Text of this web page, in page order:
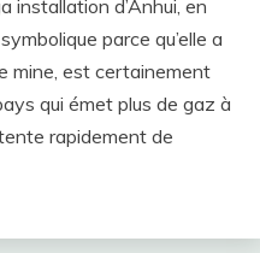
installation d’Anhui, en
parce qu’elle a
mine, est certainement
qui émet plus de gaz à
rapidement de